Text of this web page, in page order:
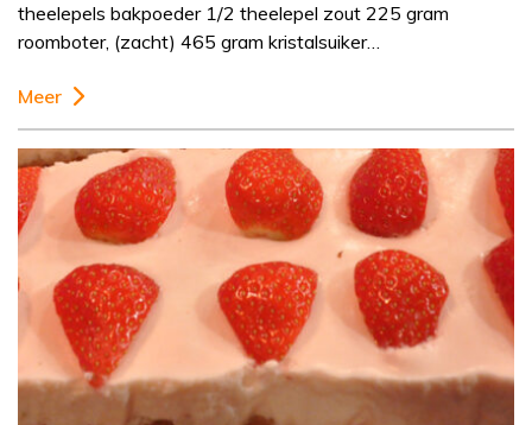
theelepels bakpoeder 1/2 theelepel zout 225 gram
roomboter, (zacht) 465 gram kristalsuiker…
Meer